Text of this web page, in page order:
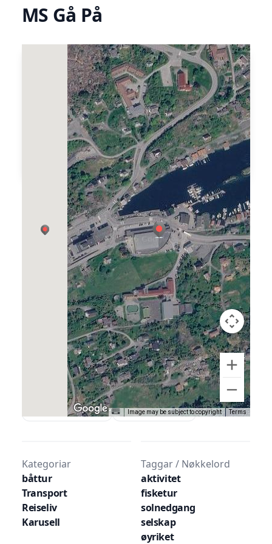
MS Gå På
Image may be subject to copyright Terms
Langevåg Bygdatun arrangerer
skreddarsydde turar på bestilling ombord i
fiskeskøyta M/S Gå. Ombord er det
serverings- og skjenkeløyve, og turen vert
lagt tilrette etter kva ønske de har om mat,
drikke og kor turen skal gå. Båten har blitt
brukt til alt frå firmaturer, bryllup,
åremålsdagar, sightseeing, fisketurar med
bygdatunet.no Google Maps
Kategoriar
båttur
Transport
Reiseliv
Karusell
Taggar / Nøkkelord
aktivitet
fisketur
solnedgang
selskap
øyriket